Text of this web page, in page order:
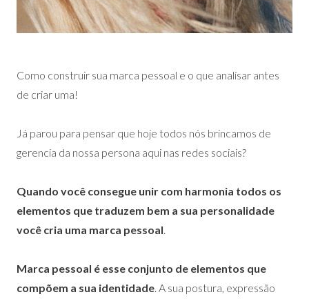
Como construir sua marca pessoal e o que analisar antes
de criar uma!
Já parou para pensar que hoje todos nós brincamos de
gerencia da nossa persona aqui nas redes sociais?
Quando você consegue unir com harmonia todos os
elementos que traduzem bem a sua personalidade
você cria uma marca pessoal.
Marca pessoal é esse conjunto de elementos que
compõem a sua identidade. A sua postura, expressão